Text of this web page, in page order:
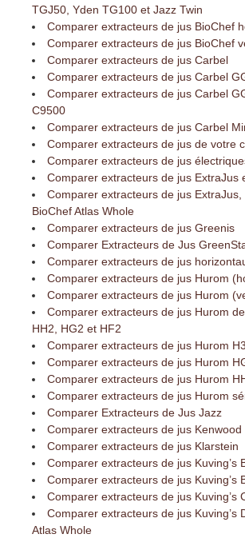
TGJ50, Yden TG100 et Jazz Twin
Comparer extracteurs de jus BioChef
Comparer extracteurs de jus BioChef
Comparer extracteurs de jus Carbel
Comparer extracteurs de jus Carbel
Comparer extracteurs de jus Carbel
C9500
Comparer extracteurs de jus Carbel
Comparer extracteurs de jus de votre
Comparer extracteurs de jus
Comparer extracteurs de jus ExtraJus
Comparer extracteurs de jus
BioChef Atlas Whole
Comparer extracteurs de jus Greenis
Comparer Extracteurs de Jus
Comparer extracteurs de jus
Comparer extracteurs de jus Hurom
Comparer extracteurs de jus Hurom
Comparer extracteurs de jus Hurom
HH2, HG2 et HF2
Comparer extracteurs de jus Hurom
Comparer extracteurs de jus Hurom
Comparer extracteurs de jus Hurom
Comparer extracteurs de jus Hurom
Comparer Extracteurs de Jus Jazz
Comparer extracteurs de jus Kenwood
Comparer extracteurs de jus Klarstein
Comparer extracteurs de jus Kuving’s
Comparer extracteurs de jus Kuving’s
Comparer extracteurs de jus Kuving’s
Comparer extracteurs de jus Kuving’s
Atlas Whole